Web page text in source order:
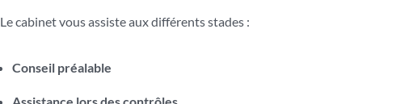
Le cabinet vous assiste aux différents stades :
Conseil préalable